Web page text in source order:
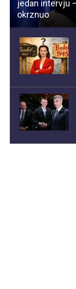
jedan intervju
okrznuo